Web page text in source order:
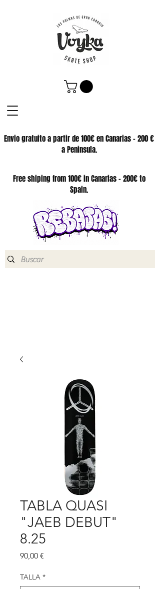
Envio gratuito a partir de 100€ en Canarias - 200 €
a Peninsula.
SKATE SHOP
Free shiping from 100€ in Canarias - 200€ to
Spain.
TABLA QUASI
"JAEB DEBUT"
8.25
90,00 €
TALLA *